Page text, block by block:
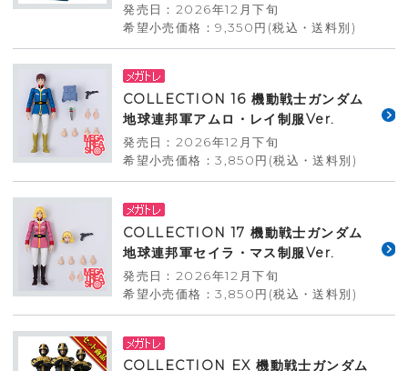
発売日：2026年12月下旬
希望小売価格：9,350円(税込・送料別)
COLLECTION 16 機動戦士ガンダム
地球連邦軍アムロ・レイ制服Ver.
発売日：2026年12月下旬
希望小売価格：3,850円(税込・送料別)
COLLECTION 17 機動戦士ガンダム
地球連邦軍セイラ・マス制服Ver.
発売日：2026年12月下旬
希望小売価格：3,850円(税込・送料別)
COLLECTION EX 機動戦士ガンダム